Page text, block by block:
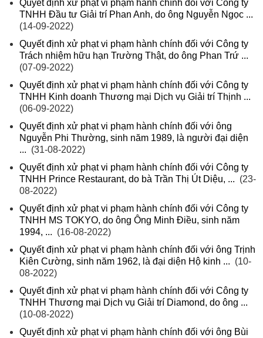
Quyết định xử phạt vi phạm hành chính đối với Công ty
TNHH Đầu tư Giải trí Phan Anh, do ông Nguyễn Ngọc ...
(14-09-2022)
Quyết định xử phạt vi phạm hành chính đối với Công ty
Trách nhiệm hữu hạn Trường Thật, do ông Phan Trứ ...
(07-09-2022)
Quyết định xử phạt vi phạm hành chính đối với Công ty
TNHH Kinh doanh Thương mại Dịch vụ Giải trí Thịnh ...
(06-09-2022)
Quyết định xử phạt vi phạm hành chính đối với ông
Nguyễn Phi Thường, sinh năm 1989, là người đại diện
... (31-08-2022)
Quyết định xử phạt vi phạm hành chính đối với Công ty
TNHH Prince Restaurant, do bà Trần Thị Út Diệu, ... (23-
08-2022)
Quyết định xử phạt vi phạm hành chính đối với Công ty
TNHH MS TOKYO, do ông Ông Minh Điều, sinh năm
1994, ... (16-08-2022)
Quyết định xử phạt vi phạm hành chính đối với ông Trịnh
Kiên Cường, sinh năm 1962, là đại diện Hộ kinh ... (10-
08-2022)
Quyết định xử phạt vi phạm hành chính đối với Công ty
TNHH Thương mại Dịch vụ Giải trí Diamond, do ông ...
(10-08-2022)
Quyết định xử phạt vi phạm hành chính đối với ông Bùi